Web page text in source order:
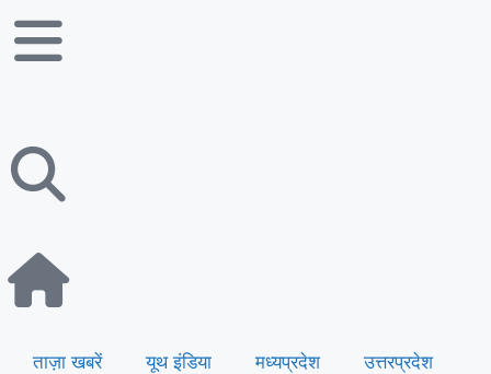
ताज़ा खबरें यूथ इंडिया मध्यप्रदेश उत्तरप्रदेश